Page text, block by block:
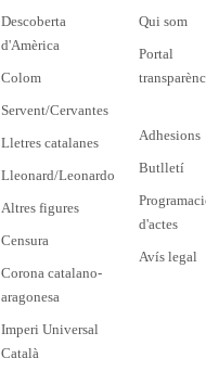
Descoberta
d'Amèrica
Colom
Servent/Cervantes
Lletres catalanes
Lleonard/Leonardo
Altres figures
Censura
Corona catalano-
aragonesa
Imperi Universal
Català
Qui som
Portal
Adhesions
Butlletí
d'actes
Avís legal